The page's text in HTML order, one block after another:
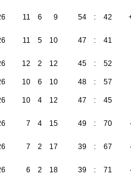
11 6 9 54 : 42
11 5 10 47 : 41
12 2 12 45 : 52
10 6 10 48 : 57
10 4 12 47 : 45
7 4 15 49 : 70
7 2 17 39 : 67
6 2 18 39 : 71